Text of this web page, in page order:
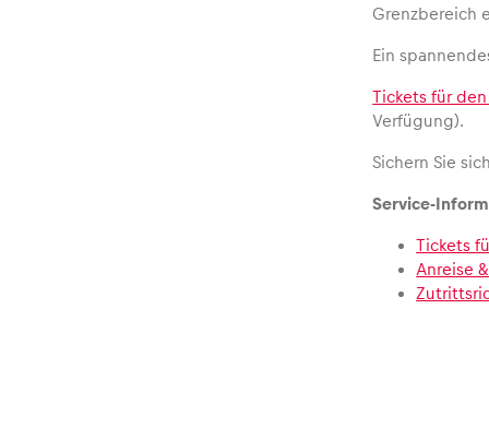
Grenzbereich
Ein
Tickets für den
Verfügung).
Sichern Sie
Service-
Tickets
Anreise